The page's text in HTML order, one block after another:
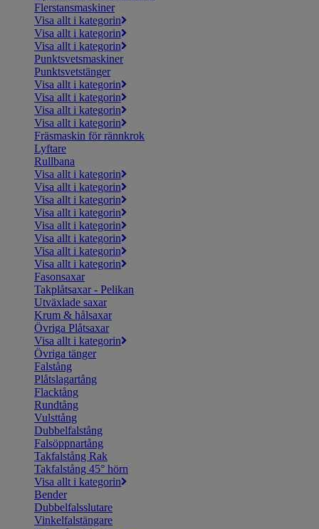
Flerstansmaskiner
Visa allt i kategorin
Visa allt i kategorin
Visa allt i kategorin
Punktsvetsmaskiner
Punktsvetstänger
Visa allt i kategorin
Visa allt i kategorin
Visa allt i kategorin
Visa allt i kategorin
Fräsmaskin för rännkrok
Lyftare
Rullbana
Visa allt i kategorin
Visa allt i kategorin
Visa allt i kategorin
Visa allt i kategorin
Visa allt i kategorin
Visa allt i kategorin
Visa allt i kategorin
Visa allt i kategorin
Fasonsaxar
Takplåtsaxar - Pelikan
Utväxlade saxar
Krum & hålsaxar
Övriga Plåtsaxar
Visa allt i kategorin
Övriga tänger
Falstång
Plåtslagartång
Flacktång
Rundtång
Vulsttång
Dubbelfalstång
Falsöppnartång
Takfalstång Rak
Takfalstång 45° hörn
Visa allt i kategorin
Bender
Dubbelfalsslutare
Vinkelfalstängare